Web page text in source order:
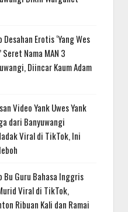
Desahan Erotis ‘Yang Wes
Seret Nama MAN 3
Diincar Kaum Adam
Video Yank Uwes Yank
dari Banyuwangi
Viral di TikTok, Ini
Bu Guru Bahasa Inggris
Viral di TikTok,
Ribuan Kali dan Ramai